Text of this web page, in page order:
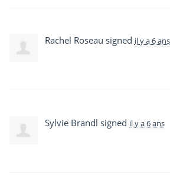
Rachel Roseau signed il y a 6 ans
Sylvie Brandl signed il y a 6 ans